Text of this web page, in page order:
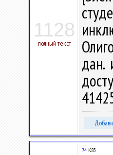
1128
полный текст
дан.
74 К85